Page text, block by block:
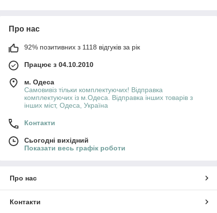
Про нас
92% позитивних з 1118 відгуків за рік
Працює з 04.10.2010
м. Одеса
Самовивіз тільки комплектуючих! Відправка
комплектуючих із м.Одеса. Відправка інших товарів з
інших міст, Одеса, Україна
Контакти
Сьогодні вихідний
Показати весь графік роботи
Про нас
Контакти